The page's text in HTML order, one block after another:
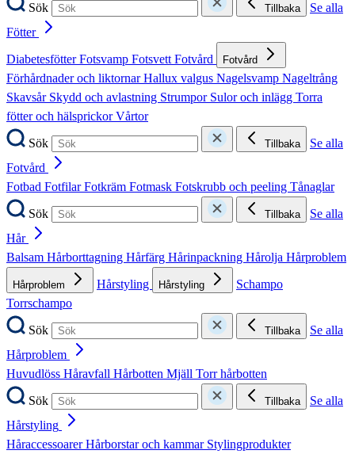
Sök
Tillbaka
Se alla
Fötter
DiabetesfötterFotsvamp FotsvettFotvård Fotvård
Förhårdnader och liktornarHallux valgus Nagelsvamp Nageltrång
Skavsår Skydd och avlastning Strumpor Sulor och inlägg Torra
fötter och hälsprickorVårtor
Sök
Tillbaka
Se alla
Fotvård
Fotbad FotfilarFotkräm Fotmask Fotskrubb och peeling Tånaglar
Sök
Tillbaka
Se alla
Hår
Balsam Hårborttagning Hårfärg Hårinpackning Hårolja Hårproblem
Hårproblem Hårstyling Hårstyling
Schampo
Torrschampo
Sök
Tillbaka
Se alla
Hårproblem
Huvudlöss Håravfall Hårbotten Mjäll Torr hårbotten
Sök
Tillbaka
Se alla
Hårstyling
HåraccessoarerHårborstar och kammar Stylingprodukter